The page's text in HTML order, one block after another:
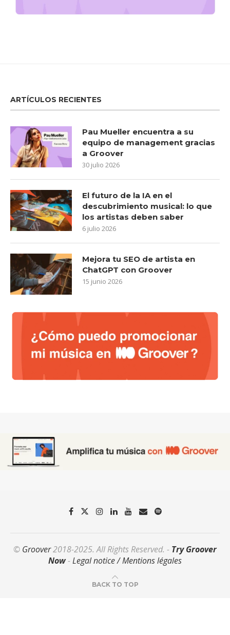
ARTÍCULOS RECIENTES
Pau Mueller encuentra a su
equipo de management gracias
a Groover
30 julio 2026
El futuro de la IA en el
descubrimiento musical: lo que
los artistas deben saber
6 julio 2026
Mejora tu SEO de artista en
ChatGPT con Groover
15 junio 2026
© Groover2018-2025. All Rights Reserved. - Try Groover
Now-Legal notice / Mentions légales
BACK TO TOP